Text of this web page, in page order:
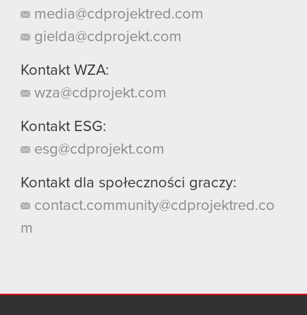
media@cdprojektred.com
gielda@cdprojekt.com
Kontakt WZA:
wza@cdprojekt.com
Kontakt ESG:
esg@cdprojekt.com
Kontakt dla społeczności graczy:
contact.community@cdprojektred.co
m